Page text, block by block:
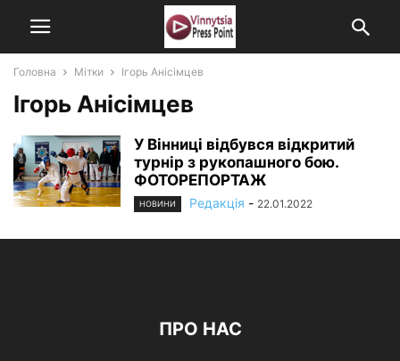
Головна Мітки Ігорь Анісімцев
Ігорь Анісімцев
У Вінниці відбувся відкритий
турнір з рукопашного бою.
ФОТОРЕПОРТАЖ
НОВИНИ Редакція - 22.01.2022
ПРО НАС